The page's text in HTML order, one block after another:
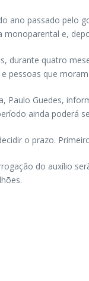
ano passado pelo
e,
durante quatro
pessoas que
Paulo Guedes,
ainda poderá
o prazo.
do auxílio